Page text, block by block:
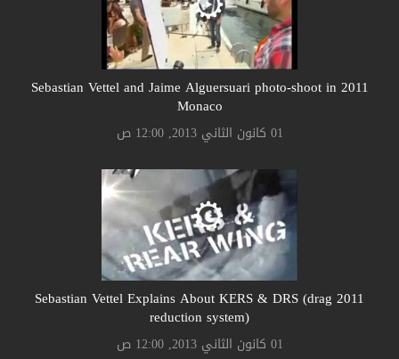
2011 Sebastian Vettel and Jaime Alguersuari photo-shoot in
Monaco
01 كانون الثاني 2013, 12:00 ص
2011 Sebastian Vettel Explains About KERS & DRS (drag
reduction system)
01 كانون الثاني 2013, 12:00 ص